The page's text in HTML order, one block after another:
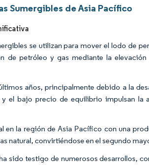
Sumergibles de Asia Pacífico
se utilizan para mover el lodo de
de petróleo y gas mediante la
años, principalmente debido a la
el bajo precio de equilibrio impulsan la
la región de Asia Pacífico con una
natural, convirtiéndose en el segundo
sido testigo de numerosos desarrollos,